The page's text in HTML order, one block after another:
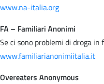
www.na-italia.org
FA – Familiari Anonimi
Se ci sono problemi di droga
www.familiarianonimiitalia.it
Overeaters Anonymous